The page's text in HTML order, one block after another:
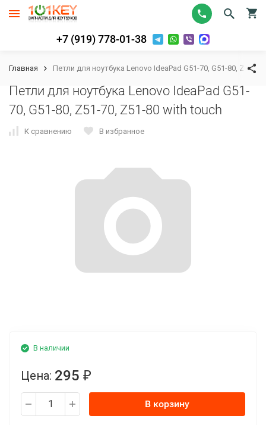
+7 (919) 778-01-38
Главная Петли для ноутбука Lenovo IdeaPad G51-70, G51-80, Z51-
Петли для ноутбука Lenovo IdeaPad G51-
70, G51-80, Z51-70, Z51-80 with touch
К сравнению В избранное
В наличии
Цена: 295 ₽
В корзину